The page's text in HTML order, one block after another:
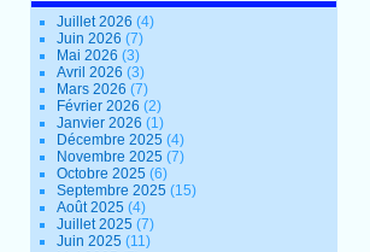
Juillet 2026(4)
Juin 2026(7)
Mai 2026(3)
Avril 2026(3)
Mars 2026(7)
Février 2026(2)
Janvier 2026(1)
Décembre 2025(4)
Novembre 2025(7)
Octobre 2025(6)
Septembre 2025(15)
Août 2025(4)
Juillet 2025(7)
Juin 2025(11)